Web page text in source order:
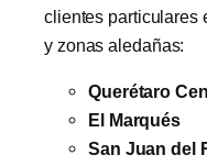
clientes particulares
y zonas aledañas:
Querétaro
El Marqués
San Juan del